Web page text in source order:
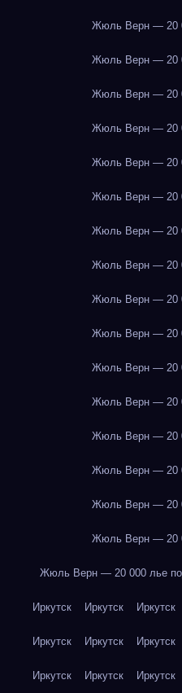
Жюль Верн — 20
Жюль Верн — 20
Жюль Верн — 20
Жюль Верн — 20
Жюль Верн — 20
Жюль Верн — 20
Жюль Верн — 20
Жюль Верн — 20
Жюль Верн — 20
Жюль Верн — 20
Жюль Верн — 20
Жюль Верн — 20
Жюль Верн — 20
Жюль Верн — 20
Жюль Верн — 20
Жюль Верн — 20
Жюль Верн — 20 000 лье
Иркутск Иркутск Иркутск
Иркутск Иркутск Иркутск
Иркутск Иркутск Иркутск